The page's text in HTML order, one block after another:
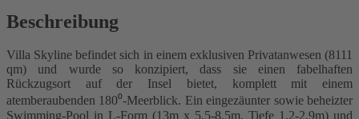
Beschreibung
Villa Skyline befindet sich in einem exklusiven Privatanwesen (8111
qm) und wurde so konzipiert, dass sie einen fabelhaften
Rückzugsort auf der Insel bietet, komplett mit einem
atemberaubenden 180⁰-Meerblick. Ein eingezäunter sowie beheizter
Swimming-Pool in L-Form (13m x 5,5-8,5m, Tiefe 1,2-2,9m) und